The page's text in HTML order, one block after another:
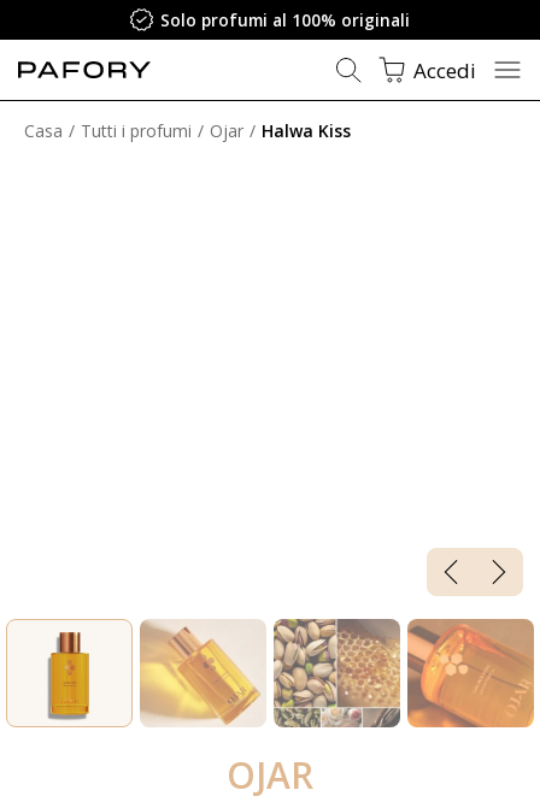
Solo profumi al 100% originali
Accedi
Casa Tutti i profumi Ojar Halwa Kiss
OJAR